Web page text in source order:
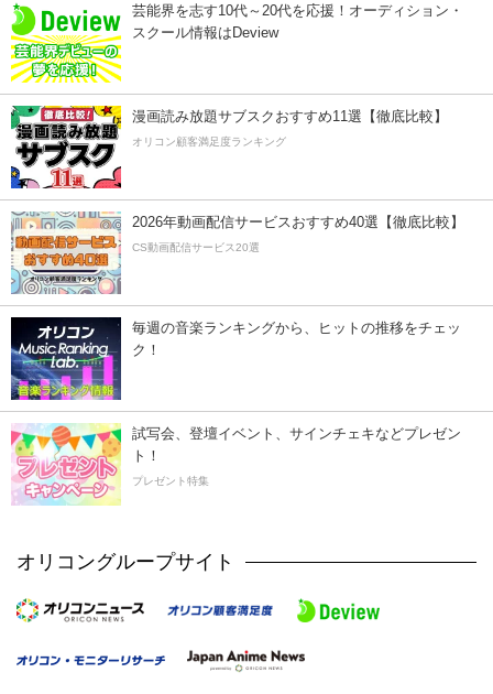
芸能界を志す10代～20代を応援！オーディション・
スクール情報はDeview
漫画読み放題サブスクおすすめ11選【徹底比較】
オリコン顧客満足度ランキング
2026年動画配信サービスおすすめ40選【徹底比較】
CS動画配信サービス20選
毎週の音楽ランキングから、ヒットの推移をチェッ
ク！
試写会、登壇イベント、サインチェキなどプレゼン
ト！
プレゼント特集
オリコングループサイト